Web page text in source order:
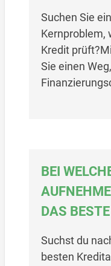
Suchen Sie
Kernproblem,
Kredit
Sie einen
BEI
DAS
Suchst du
besten